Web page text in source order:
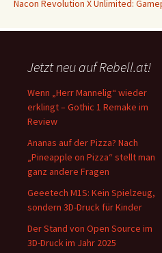
Nacon Revolution X Unlimited:
Jetzt neu auf Rebell.at!
Wenn „Herr Mannelig“ wieder
erklingt – Gothic 1 Remake im
Review
Ananas auf der Pizza? Nach
„Pineapple on Pizza“ stellt man
ganz andere Fragen
Geeetech M1S: Kein Spielzeug,
sondern 3D-Druck für Kinder
Der Stand von Open Source im
3D-Druck im Jahr 2025